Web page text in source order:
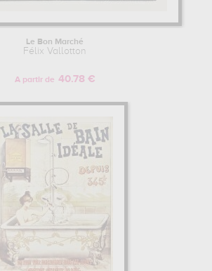
Le Bon Marché
Félix Vallotton
A partir de 40.78 €